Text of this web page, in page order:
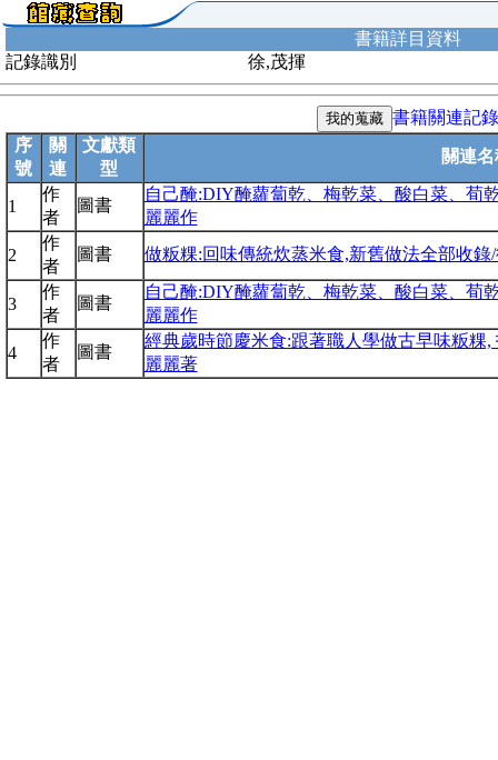
書籍詳目資料
記錄識別
徐,茂揮
書籍關連記錄
序
號
關
連
文獻類
型
關連名
1
作
者
圖書
自己醃:DIY醃蘿蔔乾、梅乾菜、酸白菜、荀
麗麗作
2
作
者
圖書 做粄粿:回味傳統炊蒸米食,新舊做法全部收錄
3
作
者
圖書
自己醃:DIY醃蘿蔔乾、梅乾菜、酸白菜、荀
麗麗作
4
作
者
圖書
經典歲時節慶米食:跟著職人學做古早味粄粿,
麗麗著